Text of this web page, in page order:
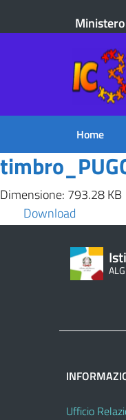
Home
Dimensione: 793.28 KB
Download
Ufficio